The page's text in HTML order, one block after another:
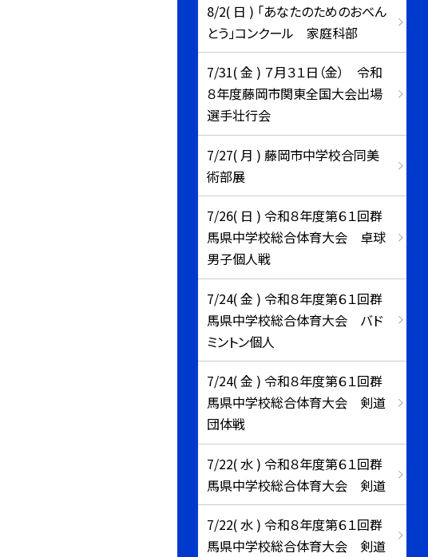
8/2( 日 ) 「あなたのためのおべん
とう」コンクール 家庭科部
7/31( 金 ) ７月３１日（金） 令和
８年度藤岡市関東全国大会出場
選手壮行会
7/27( 月 ) 藤岡市中学校合同美
術部展
7/26( 日 ) 令和８年度第６１回群
馬県中学校総合体育大会 卓球
男子個人戦
7/24( 金 ) 令和８年度第６１回群
馬県中学校総合体育大会 バド
ミントン個人
7/24( 金 ) 令和８年度第６１回群
馬県中学校総合体育大会 剣道
団体戦
7/22( 水 ) 令和８年度第６１回群
馬県中学校総合体育大会 剣道
7/22( 水 ) 令和８年度第６１回群
馬県中学校総合体育大会 剣道